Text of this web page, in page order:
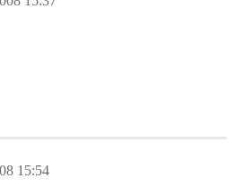
15:54